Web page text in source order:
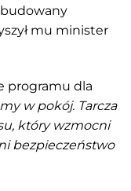
mu minister
programu dla
w pokój. Tarcza
który wzmocni
bezpieczeństwo